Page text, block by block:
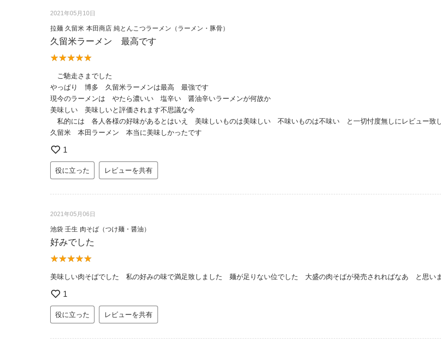
2021年05月10日
拉麺 久留米 本田商店 純とんこつラーメン（ラーメン・豚骨）
久留米ラーメン 最高です
ご馳走さまでした
やっぱり 博多 久留米ラーメンは最高 最強です
現今のラーメンは やたら濃いい 塩辛い 醤油辛いラーメンが何故か
美味しい 美味しいと評価されます不思議な今
私的には 各人各様の好味があるとはいえ 美味しいものは美味しい 不味いものは不味い と一切忖度無しにレビュー致
久留米 本田ラーメン 本当に美味しかったです
1
役に立った レビューを共有
2021年05月06日
池袋 壬生 肉そば（つけ麺・醤油）
好みでした
美味しい肉そばでした 私の好みの味で満足致しました 麺が足りない位でした 大盛の肉そばが発売されればなあ と思い
1
役に立った レビューを共有